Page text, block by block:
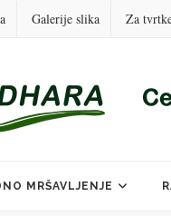
Galerije slika Za
MRŠAVLJENJE